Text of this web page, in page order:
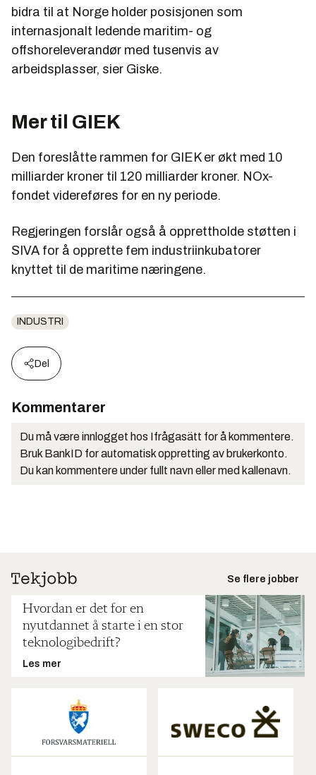
bidra til at Norge holder posisjonen som
internasjonalt ledende maritim- og
offshoreleverandør med tusenvis av
arbeidsplasser, sier Giske.
Mer til GIEK
Den foreslåtte rammen for GIEK er økt med 10
milliarder kroner til 120 milliarder kroner. NOx-
fondet videreføres for en ny periode.
Regjeringen forslår også å opprettholde støtten i
SIVA for å opprette fem industriinkubatorer
knyttet til de maritime næringene.
INDUSTRI
Del
Kommentarer
Du må være innlogget hos Ifrågasätt for å kommentere.
Bruk BankID for automatisk oppretting av brukerkonto.
Du kan kommentere under fullt navn eller med kallenavn.
Se flere jobber
Hvordan er det for en
nyutdannet å starte i en stor
teknologibedrift?
Les mer